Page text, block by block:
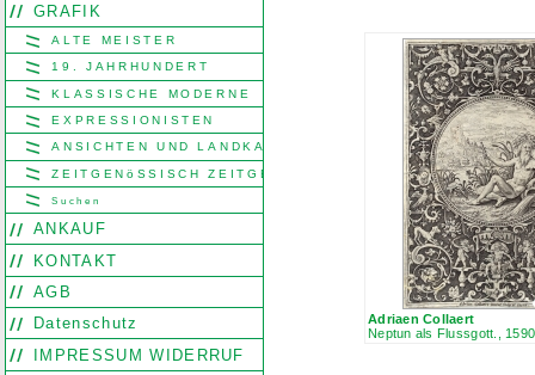
GRAFIK
ALTE MEISTER
19. JAHRHUNDERT
KLASSISCHE MODERNE
EXPRESSIONISTEN
ANSICHTEN UND LANDKARTEN
ZEITGENöSSISCH ZEITGENöSSISCH
Suchen
ANKAUF
KONTAKT
AGB
Datenschutz
IMPRESSUM WIDERRUF
Adriaen Collaert
Neptun als Flussgott., 1590